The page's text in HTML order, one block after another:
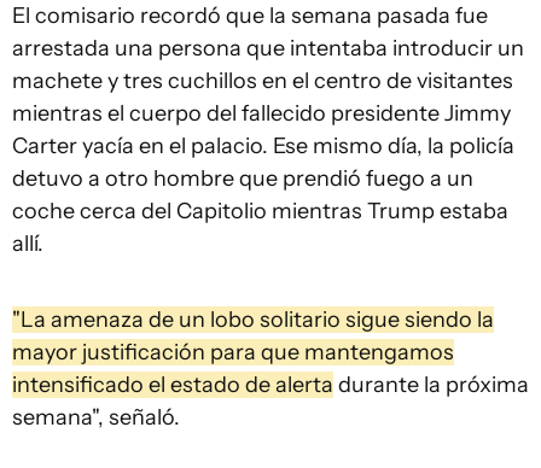
El comisario recordó que la semana pasada fue
arrestada una persona que intentaba introducir un
machete y tres cuchillos en el centro de visitantes
mientras el cuerpo del fallecido presidente Jimmy
Carter yacía en el palacio. Ese mismo día, la policía
detuvo a otro hombre que prendió fuego a un
coche cerca del Capitolio mientras Trump estaba
allí.
"La amenaza de un lobo solitario sigue siendo la
mayor justificación para que mantengamos
intensificado el estado de alerta durante la próxima
semana", señaló.